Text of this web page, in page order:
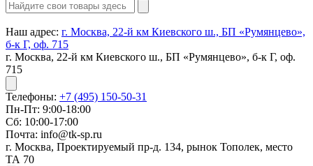
Наш адрес: г. Москва, 22-й км Киевского ш., БП «Румянцево»,
б-к Г, оф. 715
г. Москва, 22-й км Киевского ш., БП «Румянцево», б-к Г, оф.
715
Телефоны: +7 (495) 150-50-31
Пн-Пт: 9:00-18:00
Сб: 10:00-17:00
Почта: info@tk-sp.ru
г. Москва, Проектируемый пр-д. 134, рынок Тополек, место
ТА 70